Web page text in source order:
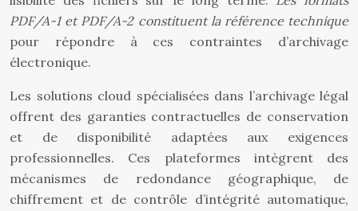
PDF/A-1 et PDF/A-2 constituent la référence technique
pour répondre à ces contraintes d’archivage
électronique.
Les solutions cloud spécialisées dans l’archivage légal
offrent des garanties contractuelles de conservation
et de disponibilité adaptées aux exigences
professionnelles. Ces plateformes intègrent des
mécanismes de redondance géographique, de
chiffrement et de contrôle d’intégrité automatique,